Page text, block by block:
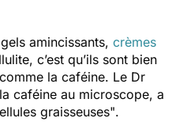
amincissants, crèmes
c’est qu’ils sont bien
la caféine. Le Dr
caféine au microscope, a
graisseuses".